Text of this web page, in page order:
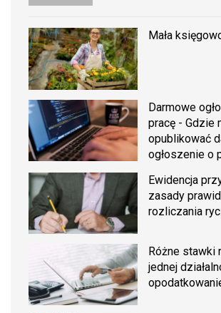
Mała
Darmowe
pracę - Gdzie
opublikować
ogłoszenie o
Ewidencja
zasady
rozliczania
Różne stawki
jednej